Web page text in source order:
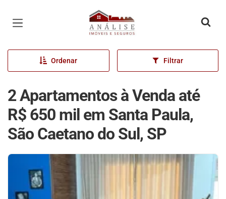
Página inicial
Ordenar Filtrar
2 Apartamentos à Venda até
R$ 650 mil em Santa Paula,
São Caetano do Sul, SP